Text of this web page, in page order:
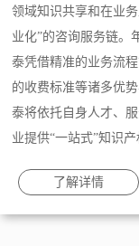
领域知识共享和在业
业化”的咨询服务链。
泰凭借精准的业务流
的收费标准等诸多优
泰将依托自身人才、
业提供“一站式”知识产
了解详情